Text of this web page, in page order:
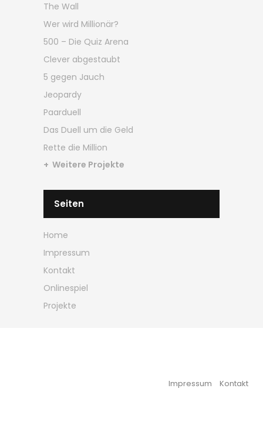
The Wall
Wer wird Millionär?
500 – Die Quiz Arena
Clever abgestaubt
5 gegen Jauch
Jeopardy
Paarduell
Das Duell um die Geld
Rette die Million
Weitere Projekte
Seiten
Home
Impressum
Kontakt
Onlinespiel
Projekte
Impressum Kontakt